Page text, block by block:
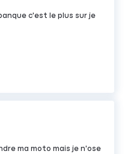
c'est le plus sur je
ma moto mais je n'ose